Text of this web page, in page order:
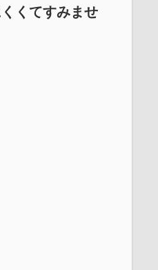
くてすみませ